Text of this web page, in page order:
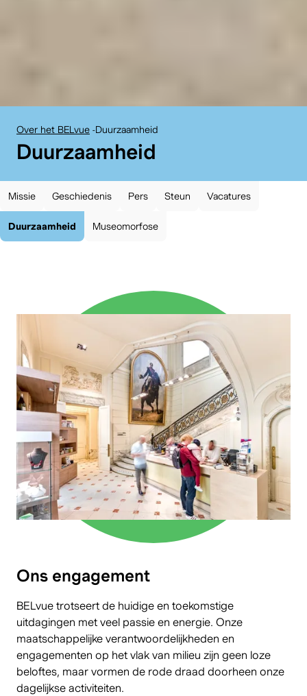
Over het BELvue -Duurzaamheid
:
Duurzaamheid
Missie Geschiedenis Pers Steun Vacatures
Duurzaamheid Museomorfose
Ons engagement
BELvue trotseert de huidige en toekomstige
uitdagingen met veel passie en energie. Onze
maatschappelijke verantwoordelijkheden en
engagementen op het vlak van milieu zijn geen loze
beloftes, maar vormen de rode draad doorheen onze
dagelijkse activiteiten.